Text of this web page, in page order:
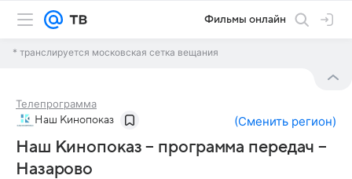
Фильмы онлайн
* транслируется московская сетка вещания
Телепрограмма
Наш Кинопоказ (Сменить регион)
Наш Кинопоказ – программа передач –
Назарово